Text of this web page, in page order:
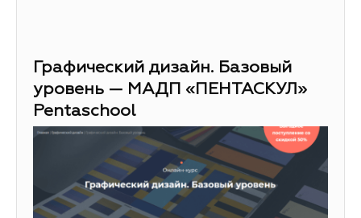
Графический дизайн. Базовый
уровень — МАДП «ПЕНТАСКУЛ»
Pentaschool